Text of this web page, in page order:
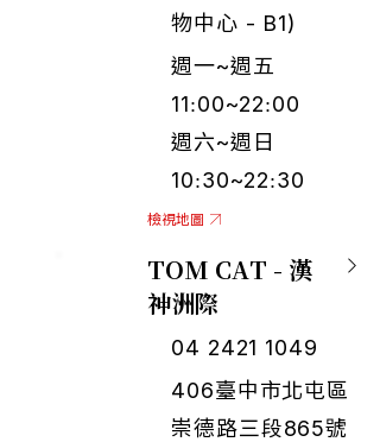
檢視地圖
物中心 - B1)
週一~週五
11:00~22:00
週六~週日
10:30~22:30
TOM CAT - 漢
神洲際
04 2421 1049
406臺中市北屯區
崇德路三段865號